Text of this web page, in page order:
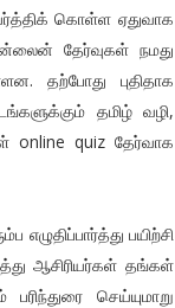
கொள்ள ஏதுவாக
தேர்வுகள் நமது
தற்போது புதிதாக
தமிழ் வழி,
online quiz தேர்வாக
பயிற்சி
ஆசிரியர்கள் தங்கள்
செய்யுமாறு